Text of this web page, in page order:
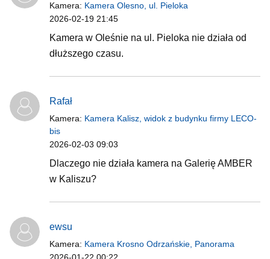
Kamera: Kamera Olesno, ul. Pieloka
2026-02-19 21:45
Kamera w Oleśnie na ul. Pieloka nie działa od
dłuższego czasu.
Rafał
Kamera: Kamera Kalisz, widok z budynku firmy LECO-
bis
2026-02-03 09:03
Dlaczego nie działa kamera na Galerię AMBER
w Kaliszu?
ewsu
Kamera: Kamera Krosno Odrzańskie, Panorama